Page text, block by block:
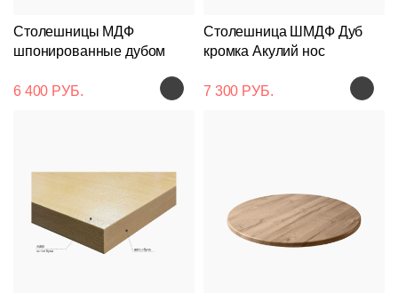
Столешницы МДФ
шпонированные дубом
6 400 РУБ.
Столешница ШМДФ Дуб
кромка Акулий нос
7 300 РУБ.